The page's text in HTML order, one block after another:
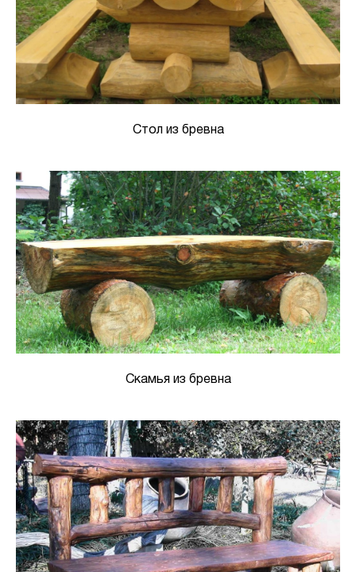
Стол из бревна
Скамья из бревна